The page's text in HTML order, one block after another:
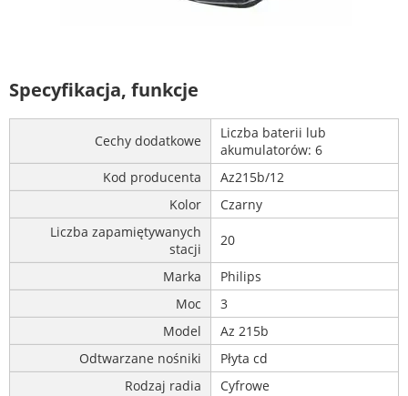
Specyfikacja, funkcje
Cechy dodatkowe
Liczba baterii lub
akumulatorów: 6
Kod producenta
Az215b/12
Kolor
Czarny
Liczba zapamiętywanych
stacji
20
Marka
Philips
Moc
3
Model
Az 215b
Odtwarzane nośniki
Płyta cd
Rodzaj radia
Cyfrowe